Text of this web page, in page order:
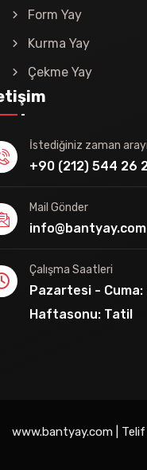
Form Yay
Kurma Yay
Çekme Yay
İstediğiniz zaman
+90 (212) 544 26
Mail Gönder
info@bantyay.com
Çalışma Saatleri
Pazartesi - Cuma:
Haftasonu: Tatil
www.bantyay.com | Telif